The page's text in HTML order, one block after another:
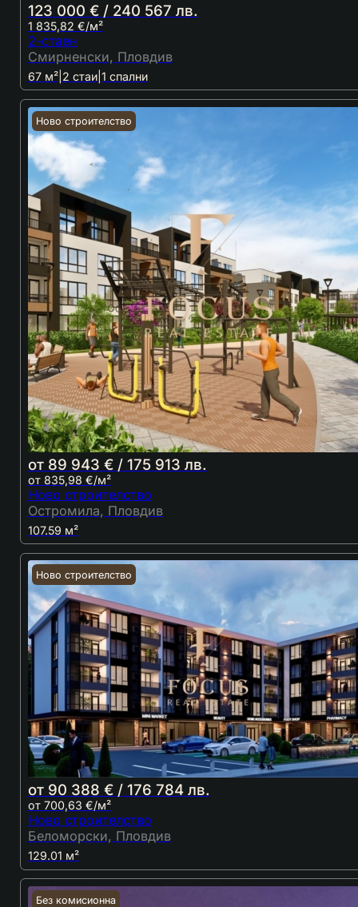
123 000 € / 240 567 лв.
1 835,82 €/м²
2-стаен
Смирненски, Пловдив
67 м²| 2 стаи| 1 спални
Ново строителство
от 89 943 € / 175 913 лв.
от 835,98 €/м²
Ново строителство
Остромила, Пловдив
107.59 м²
Ново строителство
от 90 388 € / 176 784 лв.
от 700,63 €/м²
Ново строителство
Беломорски, Пловдив
129.01 м²
Без комисионна